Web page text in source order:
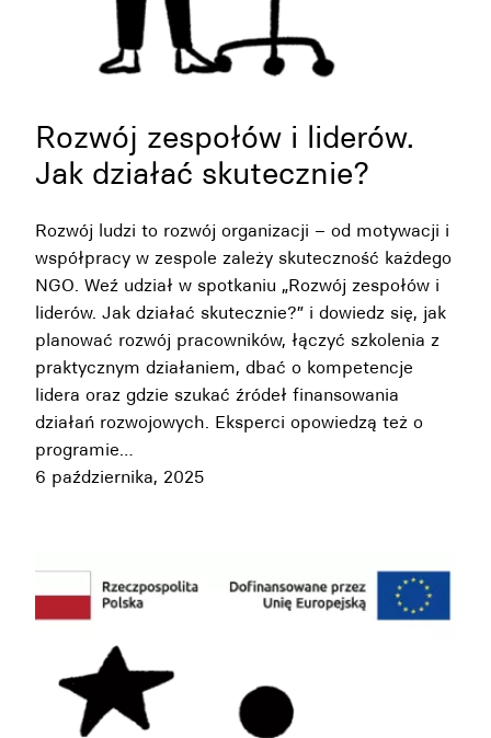
Rozwój zespołów i liderów.
Jak działać skutecznie?
Rozwój ludzi to rozwój organizacji – od motywacji i
współpracy w zespole zależy skuteczność każdego
NGO. Weź udział w spotkaniu „Rozwój zespołów i
liderów. Jak działać skutecznie?” i dowiedz się, jak
planować rozwój pracowników, łączyć szkolenia z
praktycznym działaniem, dbać o kompetencje
lidera oraz gdzie szukać źródeł finansowania
działań rozwojowych. Eksperci opowiedzą też o
programie…
6 października, 2025